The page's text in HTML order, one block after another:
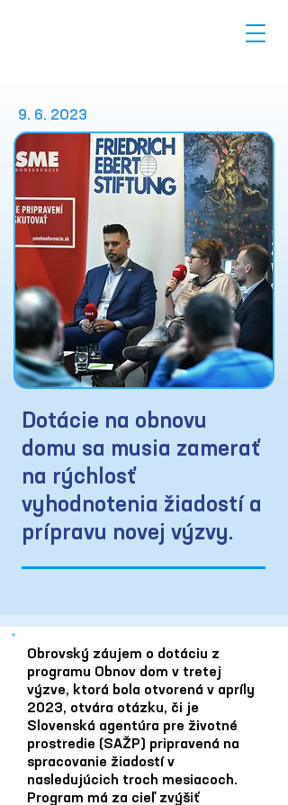
9. 6. 2023
Dotácie na obnovu
domu sa musia zamerať
na rýchlosť
vyhodnotenia žiadostí a
prípravu novej výzvy.
Obrovský záujem o dotáciu z
programu Obnov dom v tretej
výzve, ktorá bola otvorená v apríly
2023, otvára otázku, či je
Slovenská agentúra pre životné
prostredie (SAŽP) pripravená na
spracovanie žiadostí v
nasledujúcich troch mesiacoch.
Program má za cieľ zvýšiť